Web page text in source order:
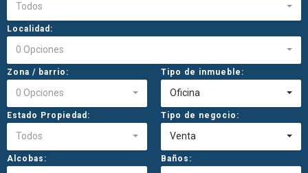
Todos
Localidad:
0 Opciones
Zona / barrio:
0 Opciones
Tipo de inmueble:
Oficina
Estado Propiedad:
Todos
Tipo de negocio:
Venta
Alcobas: Baños: